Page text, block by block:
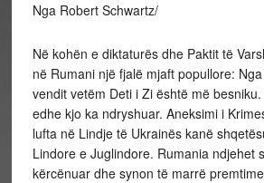
Nga Robert Schwartz/
Në kohën e diktaturës dhe Paktit të
në Rumani një fjalë mjaft popullore:
vendit vetëm Deti i Zi është më
edhe kjo ka ndryshuar. Aneksimi i
lufta në Lindje të Ukrainës kanë
Lindore e Juglindore. Rumania ndjehet
kërcënuar dhe synon të marrë